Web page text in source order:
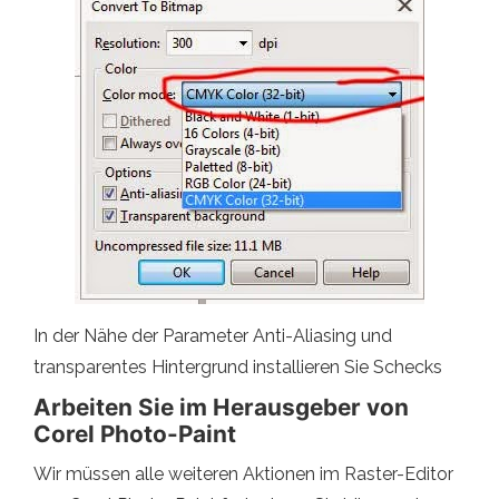
In der Nähe der Parameter Anti-Aliasing und
transparentes Hintergrund installieren Sie Schecks
Arbeiten Sie im Herausgeber von
Corel Photo-Paint
Wir müssen alle weiteren Aktionen im Raster-Editor